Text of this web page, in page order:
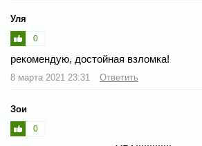
Уля
0
рекомендую, достойная взломка!
8 марта 2021 23:31 Ответить
Зои
0